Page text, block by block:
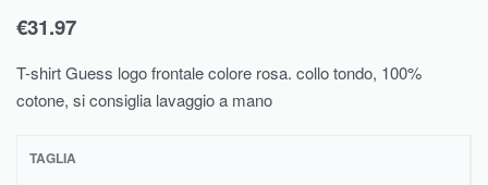
€31.97
T-shirt Guess logo frontale colore rosa. collo tondo, 100%
cotone, si consiglia lavaggio a mano
TAGLIA